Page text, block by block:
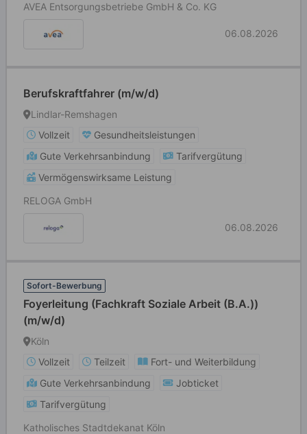
AVEA Entsorgungsbetriebe GmbH & Co. KG
06.08.2026
Berufskraftfahrer (m/w/d)
Lindlar-Remshagen
Vollzeit
Gesundheitsleistungen
Gute Verkehrsanbindung
Tarifvergütung
Vermögenswirksame Leistung
RELOGA GmbH
06.08.2026
Sofort-Bewerbung
Foyerleitung (Fachkraft Soziale Arbeit (B.A.))
(m/w/d)
Köln
Vollzeit
Teilzeit
Fort- und Weiterbildung
Gute Verkehrsanbindung
Jobticket
Tarifvergütung
Katholisches Stadtdekanat Köln